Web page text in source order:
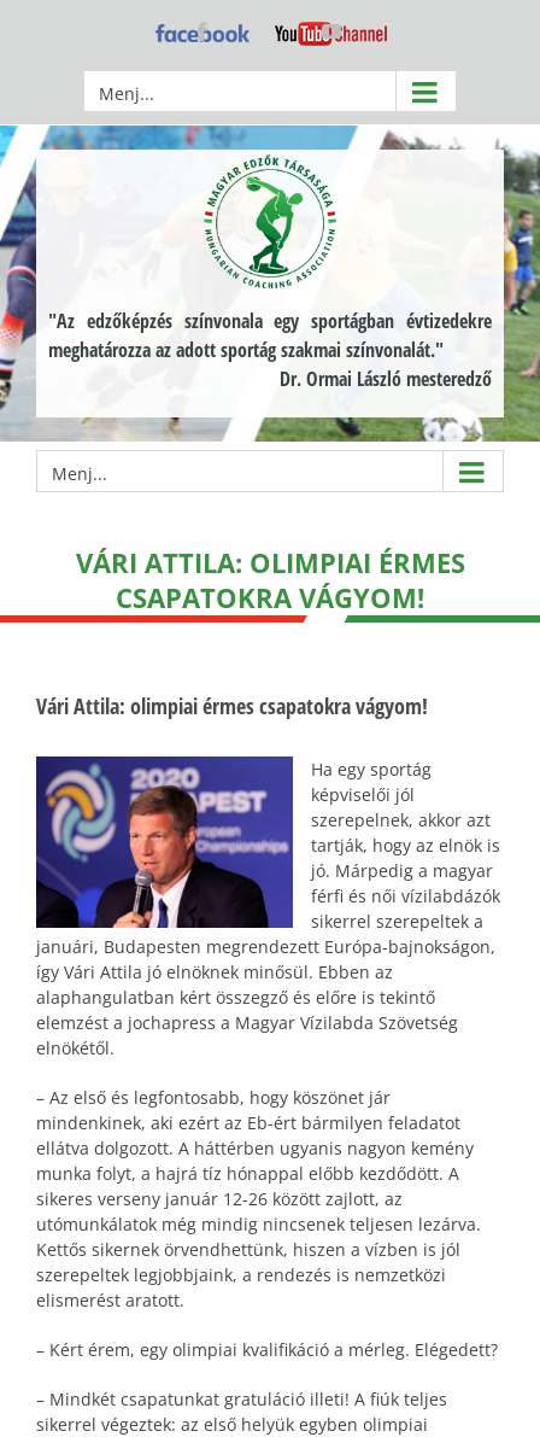
Facebook YouTube
Menj...
"Az edzőképzés színvonala egy sportágban évtizedekre
meghatározza az adott sportág szakmai színvonalát."
Dr. Ormai László mesteredző
Menj...
VÁRI ATTILA: OLIMPIAI ÉRMES
CSAPATOKRA VÁGYOM!
Vári Attila: olimpiai érmes csapatokra vágyom!
Ha egy sportág
képviselői jól
szerepelnek, akkor azt
tartják, hogy az elnök is
jó. Márpedig a magyar
férfi és női vízilabdázók
sikerrel szerepeltek a
januári, Budapesten megrendezett Európa-bajnokságon,
így Vári Attila jó elnöknek minősül. Ebben az
alaphangulatban kért összegző és előre is tekintő
elemzést a jochapress a Magyar Vízilabda Szövetség
elnökétől.
– Az első és legfontosabb, hogy köszönet jár
mindenkinek, aki ezért az Eb-ért bármilyen feladatot
ellátva dolgozott. A háttérben ugyanis nagyon kemény
munka folyt, a hajrá tíz hónappal előbb kezdődött. A
sikeres verseny január 12-26 között zajlott, az
utómunkálatok még mindig nincsenek teljesen lezárva.
Kettős sikernek örvendhettünk, hiszen a vízben is jól
szerepeltek legjobbjaink, a rendezés is nemzetközi
elismerést aratott.
– Kért érem, egy olimpiai kvalifikáció a mérleg. Elégedett?
– Mindkét csapatunkat gratuláció illeti! A fiúk teljes
sikerrel végeztek: az első helyük egyben olimpiai